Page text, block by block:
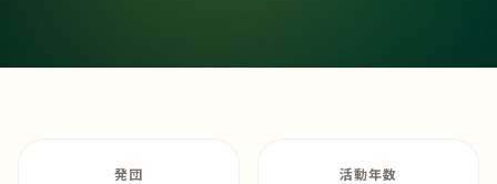
発団 活動年数